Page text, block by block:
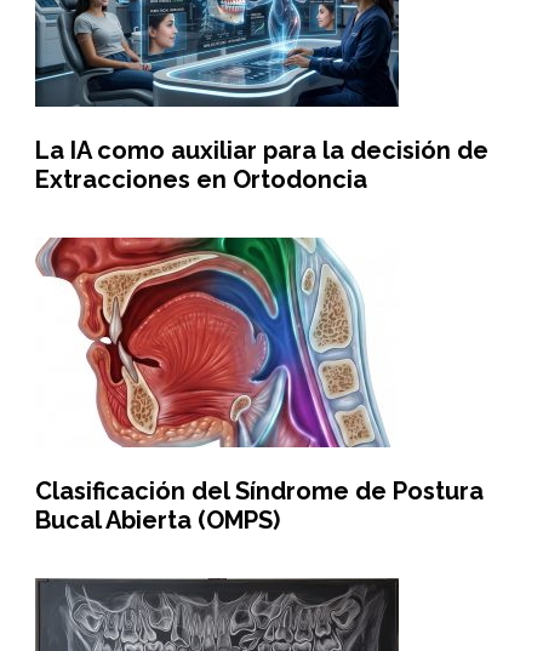
La IA como auxiliar para la decisión de
Extracciones en Ortodoncia
Clasificación del Síndrome de Postura
Bucal Abierta (OMPS)